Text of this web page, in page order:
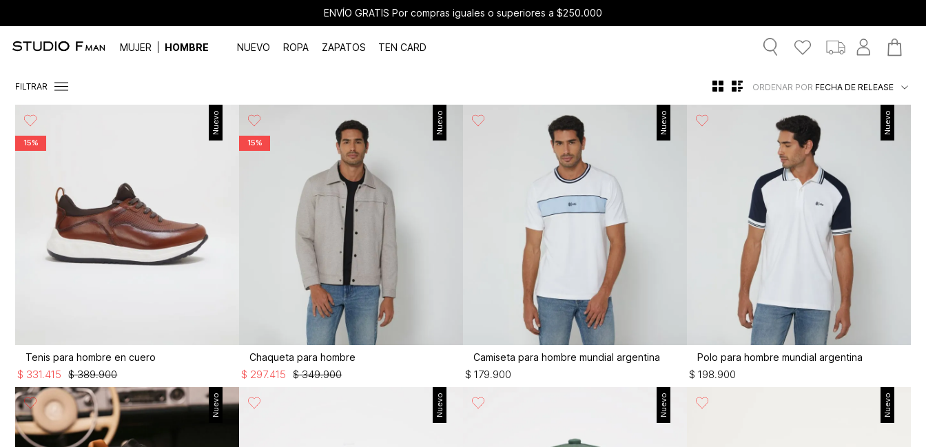
ENVÍO GRATIS Por compras iguales o superiores a $250.000
MUJER HOMBRE NUEVO ROPA ZAPATOS TEN CARD
FILTRAR ORDENAR POR FECHA DE RELEASE
Nuevo
15%
Tenis para hombre en cuero
$ 389.900
$ 331.415
Nuevo
15%
Chaqueta para hombre
$ 349.900
$ 297.415
Nuevo
Camiseta para hombre mundial argentina
$ 179.900
Nuevo
Polo para hombre mundial argentina
$ 198.900
Nuevo Nuevo Nuevo Nuevo